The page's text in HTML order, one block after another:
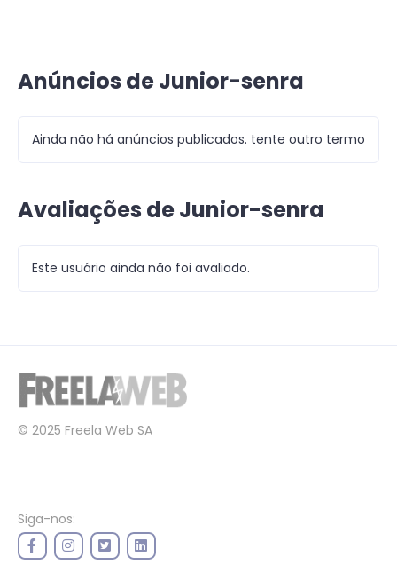
Anúncios de Junior-senra
Ainda não há anúncios publicados. tente outro termo
Avaliações de Junior-senra
Este usuário ainda não foi avaliado.
© 2025 Freela Web SA
Siga-nos: